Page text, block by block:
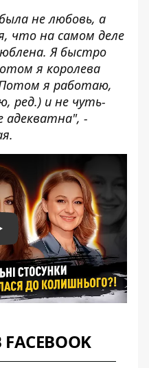
не любовь, а
что на самом деле
Я быстро
я королева
я работаю,
ред.) и не чуть-
адекватна", -